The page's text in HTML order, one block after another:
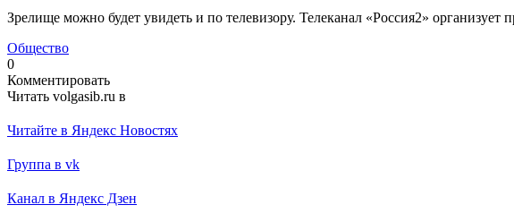
Зрелище можно будет увидеть и по телевизору. Телеканал «Россия2»
Общество
0
Комментировать
Читать volgasib.ru в
Читайте в Яндекс Новостях
Группа в vk
Канал в Яндекс Дзен